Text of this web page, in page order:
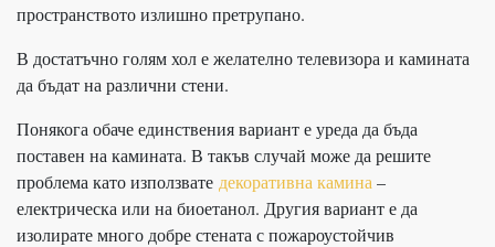
пространството излишно претрупано.
В достатъчно голям хол е желателно телевизора и камината
да бъдат на различни стени.
Понякога обаче единствения вариант е уреда да бъда
поставен на камината. В такъв случай може да решите
проблема като използвате декоративна камина –
електрическа или на биоетанол. Другия вариант е да
изолирате много добре стената с пожароустойчив